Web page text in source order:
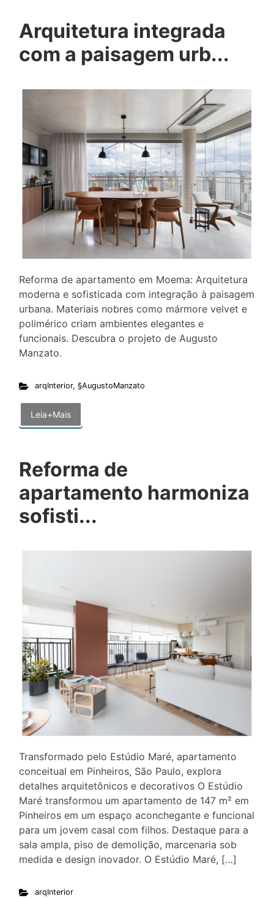
Arquitetura integrada
com a paisagem urb...
Reforma de apartamento em Moema: Arquitetura
moderna e sofisticada com integração à paisagem
urbana. Materiais nobres como mármore velvet e
polimérico criam ambientes elegantes e
funcionais. Descubra o projeto de Augusto
Manzato.
arqInterior, §AugustoManzato
Leia+Mais
Reforma de
apartamento harmoniza
sofisti...
Transformado pelo Estúdio Maré, apartamento
conceitual em Pinheiros, São Paulo, explora
detalhes arquitetônicos e decorativos O Estúdio
Maré transformou um apartamento de 147 m² em
Pinheiros em um espaço aconchegante e funcional
para um jovem casal com filhos. Destaque para a
sala ampla, piso de demolição, marcenaria sob
medida e design inovador. O Estúdio Maré, […]
arqInterior